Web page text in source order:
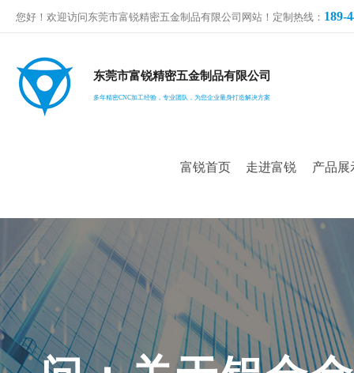
您好！欢迎访问东莞市富锐精密五金制品有限公司网站！定制热线： 189-
东莞市富锐精密五金制品有限公司
多年精密CNC加工经验，专业团队，为您企业量身打造解决方案
富锐首页 走进富锐 产品展